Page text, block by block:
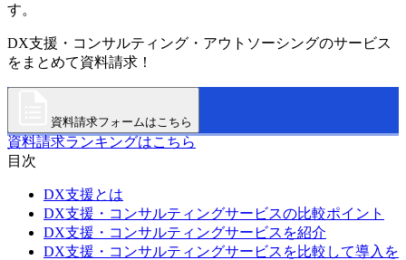
す。
DX支援・コンサルティング・アウトソーシングのサービス
をまとめて資料請求！
資料請求フォームはこちら
資料請求ランキングはこちら
目次
DX支援とは
DX支援・コンサルティングサービスの比較ポイント
DX支援・コンサルティングサービスを紹介
DX支援・コンサルティングサービスを比較して導入を